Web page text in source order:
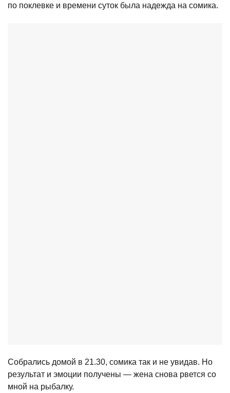
по поклевке и времени суток была надежда на сомика.
Собрались домой в 21.30, сомика так и не увидав. Но
результат и эмоции получены — жена снова рвется со
мной на рыбалку.